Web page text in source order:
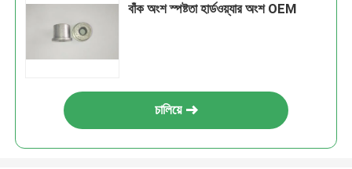
বাঁক অংশ স্পষ্টতা হার্ডওয়্যার অংশ OEM
চালিয়ে